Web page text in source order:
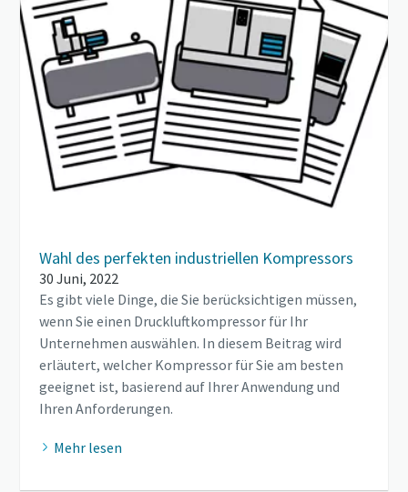
Wahl des perfekten industriellen Kompressors
30 Juni, 2022
Es gibt viele Dinge, die Sie berücksichtigen müssen,
wenn Sie einen Druckluftkompressor für Ihr
Unternehmen auswählen. In diesem Beitrag wird
erläutert, welcher Kompressor für Sie am besten
geeignet ist, basierend auf Ihrer Anwendung und
Ihren Anforderungen.
Mehr lesen